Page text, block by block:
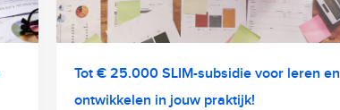
Tot € 25.000 SLIM-subsidie voor leren en
ontwikkelen in jouw praktijk!